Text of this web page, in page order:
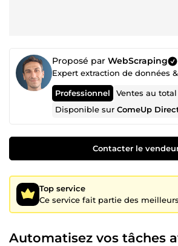
Proposé par WebScraping
Professionnel Ventes au
Disponible surComeUp
Contacter le
Top service
Ce service fait partie des
Automatisez vos tâches